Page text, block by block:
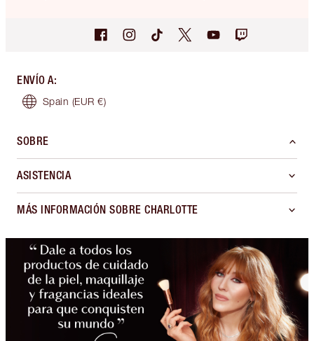
ENVÍO A:
Spain (EUR €)
SOBRE
ASISTENCIA
MÁS INFORMACIÓN SOBRE CHARLOTTE